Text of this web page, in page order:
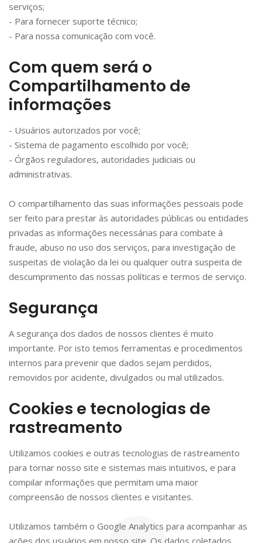
serviços;
- Para fornecer suporte técnico;
- Para nossa comunicação com você.
Com quem será o
Compartilhamento de
informações
- Usuários autorizados por você;
- Sistema de pagamento escolhido por você;
- Órgãos reguladores, autoridades judiciais ou
administrativas.
O compartilhamento das suas informações pessoais pode
ser feito para prestar às autoridades públicas ou entidades
privadas as informações necessárias para combate à
fraude, abuso no uso dos serviços, para investigação de
suspeitas de violação da lei ou qualquer outra suspeita de
descumprimento das nossas políticas e termos de serviço.
Segurança
A segurança dos dados de nossos clientes é muito
importante. Por isto temos ferramentas e procedimentos
internos para prevenir que dados sejam perdidos,
removidos por acidente, divulgados ou mal utilizados.
Cookies e tecnologias de
rastreamento
Utilizamos cookies e outras tecnologias de rastreamento
para tornar nosso site e sistemas mais intuitivos, e para
compilar informações que permitam uma maior
compreensão de nossos clientes e visitantes.
Utilizamos também o Google Analytics para acompanhar as
ações dos usuários em nosso site. Os dados coletados